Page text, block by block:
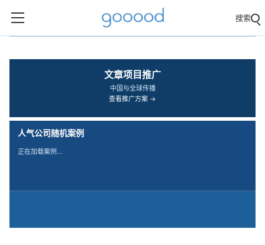
搜索
文章项目推广
中国与全球传播
查看推广方案 →
人气公司随机案例
正在加载案例…